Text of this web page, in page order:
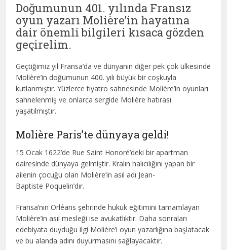
Doğumunun 401. yılında Fransız
oyun yazarı Molière’in hayatına
dair önemli bilgileri kısaca gözden
geçirelim.
Geçtiğimiz yıl Fransa’da ve dünyanın diğer pek çok ülkesinde
Molière’in doğumunun 400. yılı büyük bir coşkuyla
kutlanmıştır. Yüzlerce tiyatro sahnesinde Molière’in oyunları
sahnelenmiş ve onlarca sergide Molière hatırası
yaşatılmıştır.
Molière Paris’te dünyaya geldi!
15 Ocak 1622’de Rue Saint Honoré’deki bir apartman
dairesinde dünyaya gelmiştir. Kralın halıcılığını yapan bir
ailenin çocuğu olan Molière’in asıl adı Jean-
Baptiste Poquelin’dır.
Fransa’nın Orléans şehrinde hukuk eğitimini tamamlayan
Molière’in asıl mesleği ise avukatlıktır. Daha sonraları
edebiyata duyduğu ilgi Molière’i oyun yazarlığına başlatacak
ve bu alanda adını duyurmasını sağlayacaktır.